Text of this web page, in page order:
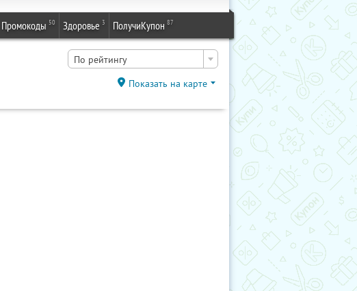
Промокоды 50 Здоровье 3 ПолучиКупон 87
По рейтингу
Показать на карте